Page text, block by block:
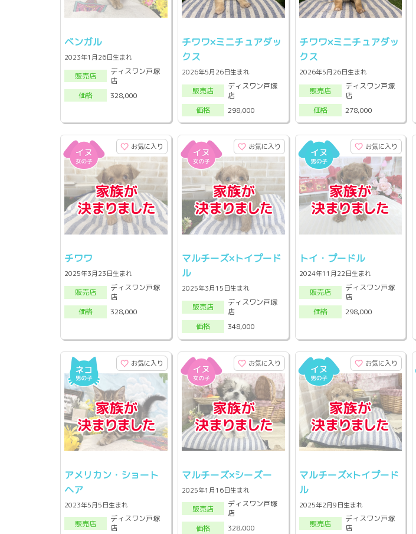
ベンガル
2023年1月26日生まれ
販売店
ディスワン戸塚
店
価格
328,000
チワワ×ミニチュアダッ
クス
2026年5月26日生まれ
販売店
ディスワン戸塚
店
価格
298,000
チワワ×ミニチュアダッ
クス
2026年5月26日生まれ
販売店
ディスワン戸塚
店
価格
278,000
お気に入り
チワワ
2025年3月23日生まれ
販売店
ディスワン戸塚
店
価格
328,000
お気に入り
マルチーズ×トイプード
ル
2025年3月15日生まれ
販売店
ディスワン戸塚
店
価格
348,000
お気に入り
トイ・プードル
2024年11月22日生まれ
販売店
ディスワン戸塚
店
価格
298,000
お気に入り
アメリカン・ショート
ヘア
2023年5月5日生まれ
販売店
ディスワン戸塚
店
お気に入り
マルチーズ×シーズー
2025年1月16日生まれ
販売店
ディスワン戸塚
店
価格
328,000
お気に入り
マルチーズ×トイプード
ル
2025年2月9日生まれ
販売店
ディスワン戸塚
店